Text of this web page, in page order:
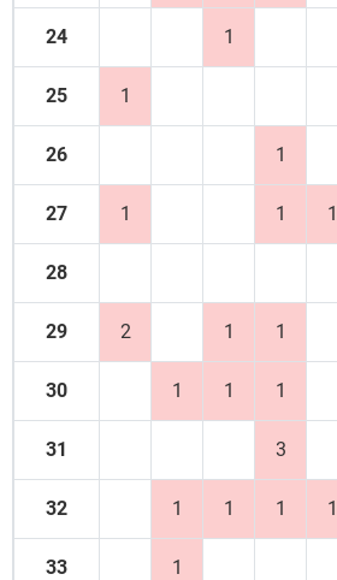
24 1
25 1
26 1
27 1 1 1
28
29 2 1 1
30 1 1 1
31 3
32 1 1 1 1
33 1